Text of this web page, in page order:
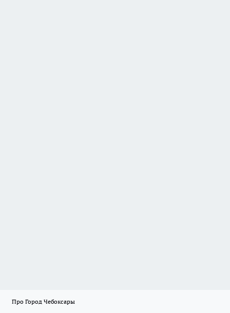
Про Город Чебоксары